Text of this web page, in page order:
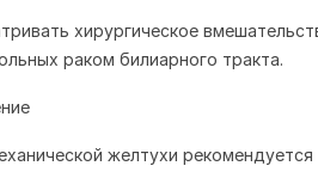
хирургическое
раком билиарного тракта.
желтухи рекомендуется